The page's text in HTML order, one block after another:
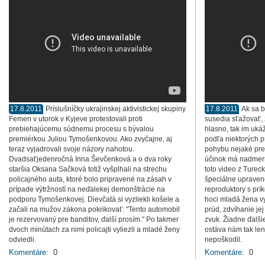
17.8.2011
Príslušníčky ukrajinskej aktivistickej skupiny
Femen v utorok v Kyjeve protestovali proti
prebiehajúcemu súdnemu procesu s bývalou
premiérkou Juliou Tymošenkovou. Ako zvyčajne, aj
teraz vyjadrovali svoje názory nahotou.
Dvadsaťjedenročná Inna Ševčenková a o dva roky
staršia Oksana Sačková totiž vyšplhali na strechu
policajného auta, ktoré bolo pripravené na zásah v
prípade výtržností na neďalekej demonštrácie na
podporu Tymošenkovej. Dievčatá si vyzliekli košele a
začali na mužov zákona pokrikovať: "Tento automobil
je rezervovaný pre banditov, ďalší prosím." Po takmer
dvoch minútach za nimi policajti vyliezli a mladé ženy
odviedli.
Komentáre: 0
17.8.2011 Ak sa
susedia sťažovať,
hlasno, tak im
podľa niektorých
pohybu nejaké
účinok má
toto video z
špeciálne
reproduktory s
hoci mladá žena
prúd, zdvíhanie
zvuk. Žiadne
ostáva nám tak
nepoškodil.
Komentáre: 0